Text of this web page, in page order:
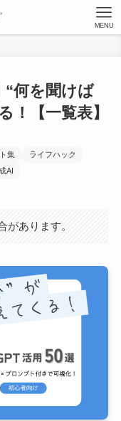
MENU
“何を聞けば
！【一覧表】
集
ライフハック
AI
があります。